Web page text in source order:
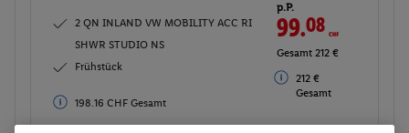
2 QN INLAND VW MOBILITY ACC RI
SHWR STUDIO NS
Frühstück
198.16 CHF Gesamt
p.P.
99.08CHF
Gesamt 212 €
212 €
Gesamt